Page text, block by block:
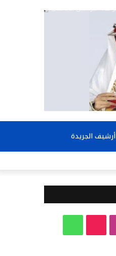
أرشيف الجريدة
عن